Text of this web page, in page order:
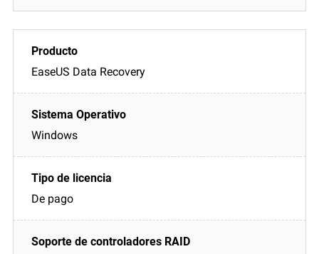
EaseUS Data Recovery
Windows
De pago